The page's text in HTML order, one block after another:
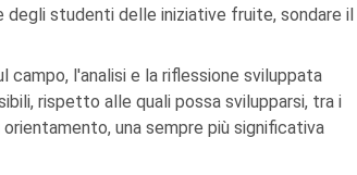
degli studenti delle iniziative fruite, sondare il
l'analisi e la riflessione sviluppata
rispetto alle quali possa svilupparsi, tra i
una sempre più significativa